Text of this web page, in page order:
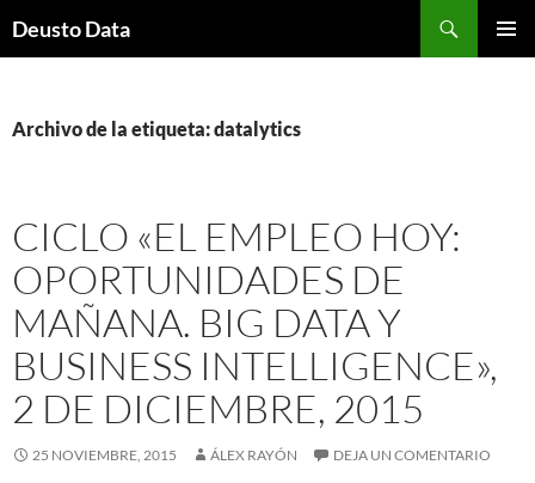
Deusto Data
Archivo de la etiqueta: datalytics
CICLO «EL EMPLEO HOY:
OPORTUNIDADES DE
MAÑANA. BIG DATA Y
BUSINESS INTELLIGENCE»,
2 DE DICIEMBRE, 2015
25 NOVIEMBRE, 2015 ÁLEX RAYÓN DEJA UN COMENTARIO